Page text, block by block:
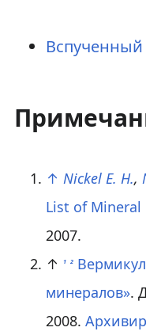
Вспученный
↑ Nickel E. H.,
List of Mineral
2007.
↑
1 2
минералов».
2008.